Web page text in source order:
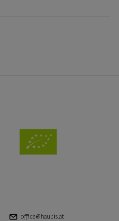
office@haubis.at